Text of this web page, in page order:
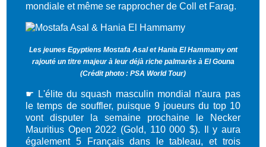
mondiale et même se rapprocher de Coll et Farag.
Les jeunes Egyptiens Mostafa Asal et Hania El Hammamy ont
rajouté un titre majeur à leur déjà riche palmarès à El Gouna
(Crédit photo : PSA World Tour)
☛
L'élite du squash masculin mondial n'aura pas
le temps de souffler, puisque 9 joueurs du top 10
vont disputer la semaine prochaine le Necker
Mauritius Open 2022 (Gold, 110 000 $). Il y aura
également 5 Français dans le tableau, et trois